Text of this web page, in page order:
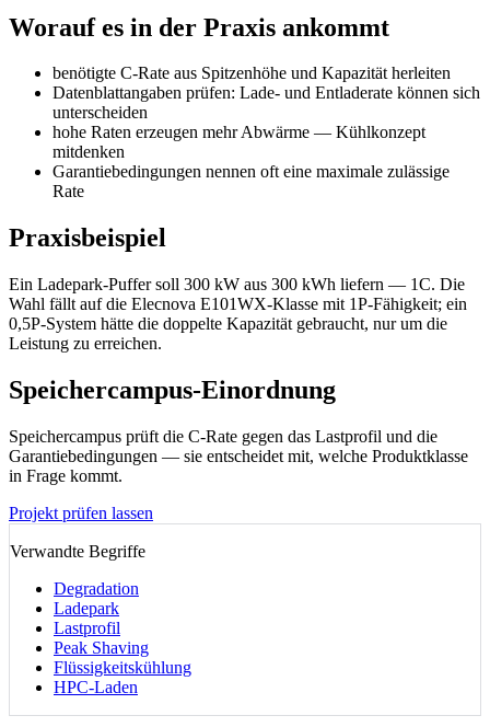
Worauf es in der Praxis ankommt
benötigte C-Rate aus Spitzenhöhe und Kapazität herleiten
Datenblattangaben prüfen: Lade- und Entladerate können sich
unterscheiden
hohe Raten erzeugen mehr Abwärme — Kühlkonzept
mitdenken
Garantiebedingungen nennen oft eine maximale zulässige
Rate
Praxisbeispiel
Ein Ladepark-Puffer soll 300 kW aus 300 kWh liefern — 1C. Die
Wahl fällt auf die Elecnova E101WX-Klasse mit 1P-Fähigkeit; ein
0,5P-System hätte die doppelte Kapazität gebraucht, nur um die
Leistung zu erreichen.
Speichercampus-Einordnung
Speichercampus prüft die C-Rate gegen das Lastprofil und die
Garantiebedingungen — sie entscheidet mit, welche Produktklasse
in Frage kommt.
Projekt prüfen lassen
Verwandte Begriffe
Degradation
Ladepark
Lastprofil
Peak Shaving
Flüssigkeitskühlung
HPC-Laden